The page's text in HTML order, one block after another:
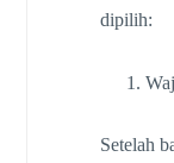
dipilih:
Setelah